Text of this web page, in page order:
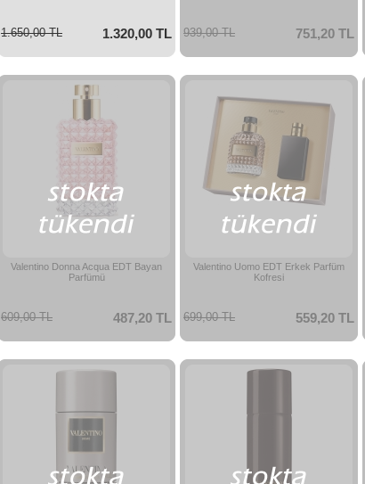
1.320,00 TL
1.650,00 TL 751,20 TL
939,00 TL
Valentino Donna Acqua EDT Bayan
Parfümü
487,20 TL
609,00 TL
Valentino Uomo EDT Erkek Parfüm
Kofresi
559,20 TL
699,00 TL